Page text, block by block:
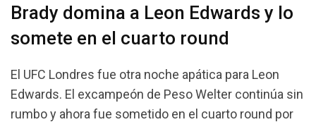
Brady domina a Leon Edwards y lo
somete en el cuarto round
El UFC Londres fue otra noche apática para Leon
Edwards. El excampeón de Peso Welter continúa sin
rumbo y ahora fue sometido en el cuarto round por